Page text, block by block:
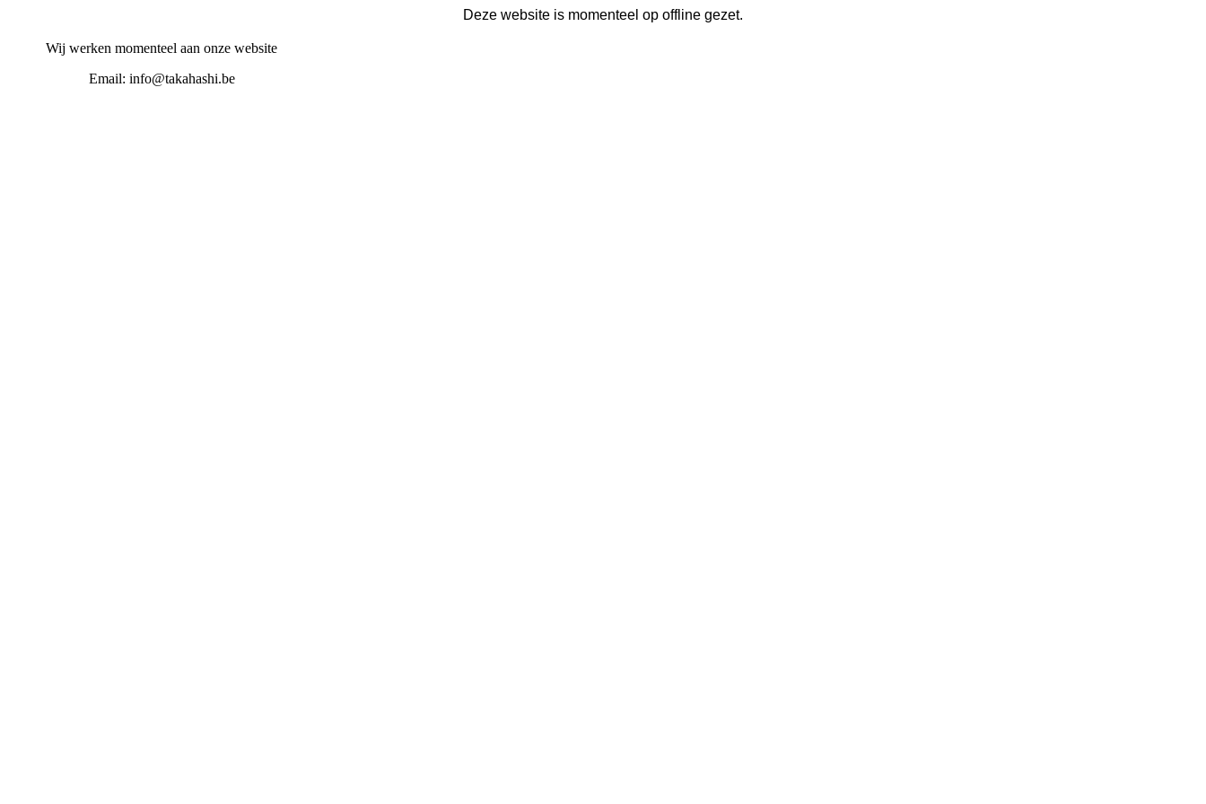
Deze website is momenteel op offline gezet.
Wij werken momenteel aan onze website
Email: info@takahashi.be